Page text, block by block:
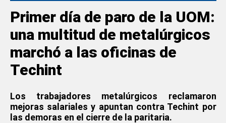
Primer día de paro de la UOM:
una multitud de metalúrgicos
marchó a las oficinas de
Techint
Los trabajadores metalúrgicos reclamaron
mejoras salariales y apuntan contra Techint por
las demoras en el cierre de la paritaria.